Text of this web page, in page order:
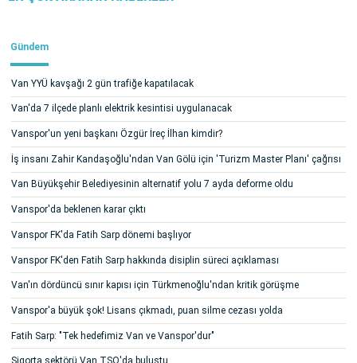
Gündem
Van YYÜ kavşağı 2 gün trafiğe kapatılacak
Van'da 7 ilçede planlı elektrik kesintisi uygulanacak
Vanspor'un yeni başkanı Özgür İreç İlhan kimdir?
İş insanı Zahir Kandaşoğlu'ndan Van Gölü için 'Turizm Master Planı' çağrısı
Van Büyükşehir Belediyesinin alternatif yolu 7 ayda deforme oldu
Vanspor'da beklenen karar çıktı
Vanspor FK'da Fatih Sarp dönemi başlıyor
Vanspor FK'den Fatih Sarp hakkında disiplin süreci açıklaması
Van'ın dördüncü sınır kapısı için Türkmenoğlu'ndan kritik görüşme
Vanspor'a büyük şok! Lisans çıkmadı, puan silme cezası yolda
Fatih Sarp: "Tek hedefimiz Van ve Vanspor'dur"